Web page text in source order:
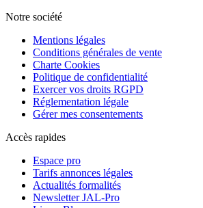
Notre société
Mentions légales
Conditions générales de vente
Charte Cookies
Politique de confidentialité
Exercer vos droits RGPD
Réglementation légale
Gérer mes consentements
Accès rapides
Espace pro
Tarifs annonces légales
Actualités formalités
Newsletter JAL-Pro